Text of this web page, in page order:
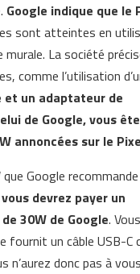
Google indique que le
sont atteintes en
La société
comme l’utilisation
et un adaptateur de
de Google, vous
annoncées sur le
Google
devrez payer un
30W de Google. Vous
un câble USB-C
n’aurez donc pas à